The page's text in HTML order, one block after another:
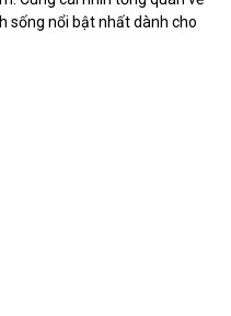
sống nổi bật nhất dành cho